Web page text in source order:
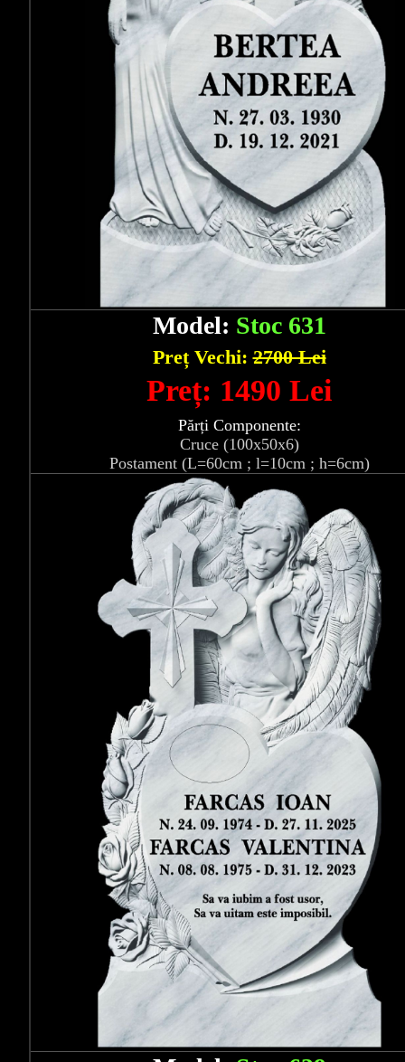
Model: Stoc 631
Preț Vechi:2700 Lei
Preț: 1490 Lei
Părți Componente:
Cruce (100x50x6)
Postament (L=60cm ; l=10cm ; h=6cm)